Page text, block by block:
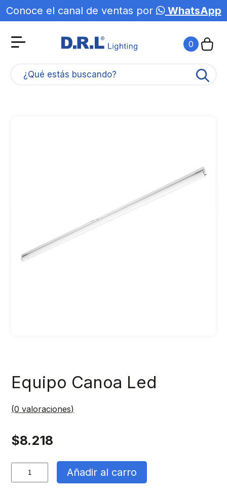
Conoce el canal de ventas por WhatsApp
0
¿Qué estás buscando?
Equipo Canoa Led
(0 valoraciones)
$8.218
Equipo
Añadir al carro